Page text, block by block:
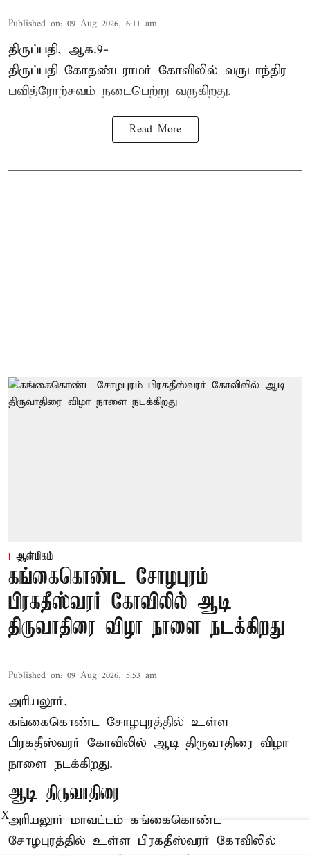
Published on: 09 Aug 2026, 6:11 am
திருப்பதி, ஆக.9-
திருப்பதி கோதண்டராமர் கோவிலில் வருடாந்திர
பவித்ரோற்சவம் நடைபெற்று வருகிறது.
Read More
ஆன்மிகம்
கங்கைகொண்ட சோழபுரம்
பிரகதீஸ்வரர் கோவிலில் ஆடி
திருவாதிரை விழா நாளை நடக்கிறது
Published on: 09 Aug 2026, 5:53 am
அரியலூர்,
கங்கைகொண்ட சோழபுரத்தில் உள்ள
பிரகதீஸ்வரர் கோவிலில் ஆடி திருவாதிரை விழா
நாளை நடக்கிறது.
ஆடி திருவாதிரை
அரியலூர் மாவட்டம் கங்கைகொண்ட
சோழபுரத்தில் உள்ள பிரகதீஸ்வரர் கோவிலில்
X